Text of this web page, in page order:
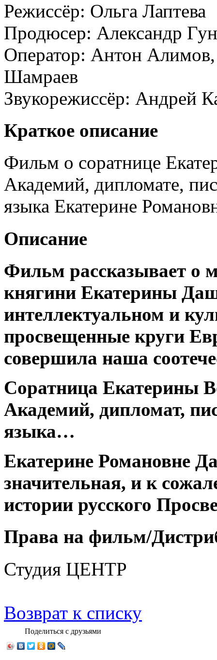
Режиссёр: Ольга Лаптева
Продюсер: Александр
Оператор: Антон Алимов,
Шамраев
Звукорежиссёр: Андрей
Краткое описание
Фильм о соратнице
Академий, дипломате,
языка Екатерине
Описание
Фильм рассказывает о
княгини Екатерины
интеллектуальном и
просвещенные круги
совершила наша
Соратница Екатерины
Академий, дипломат,
языка…
Екатерине Романовне
значительная, и к
истории русского
Права на фильм/
Студия ЦЕНТР
Возврат к списку
Поделиться с друзьями